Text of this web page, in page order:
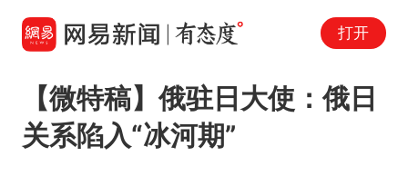
打开
【微特稿】俄驻日大使：俄日
关系陷入“冰河期”